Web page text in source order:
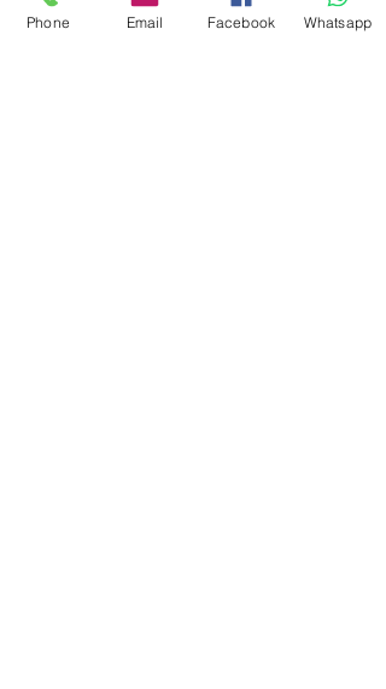
Standardsprüche.
Phone Email Facebook Whatsapp